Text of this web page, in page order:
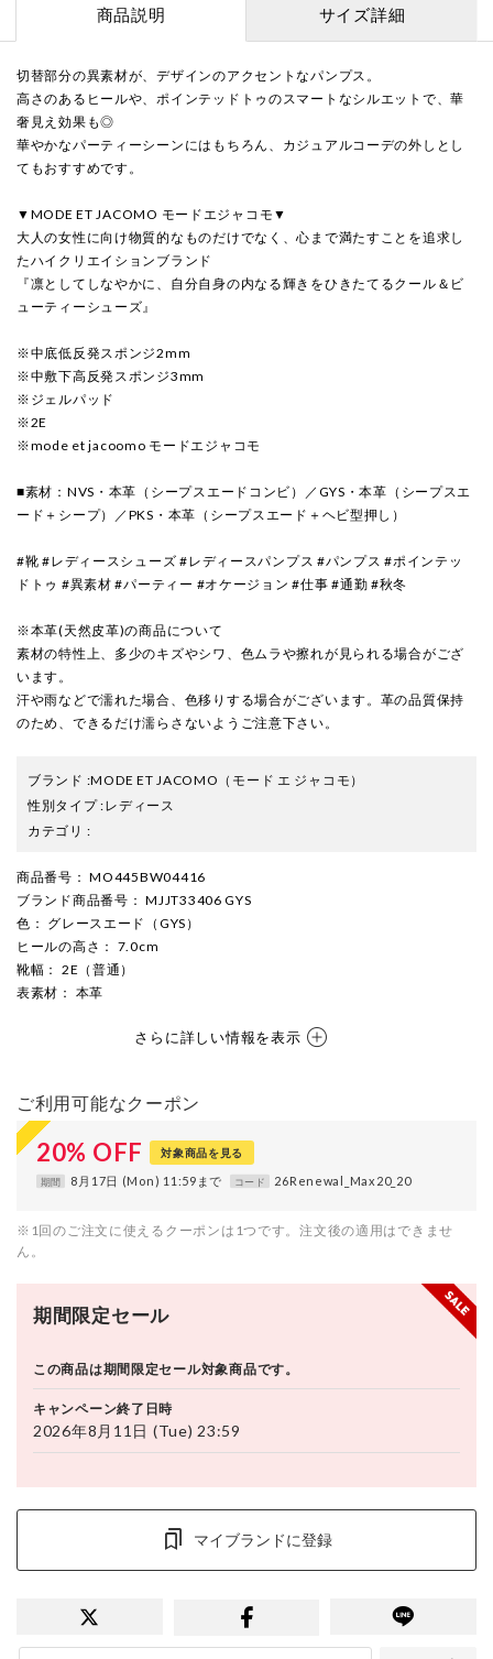
商品説明 サイズ詳細
切替部分の異素材が、デザインのアクセントなパンプス。
高さのあるヒールや、ポインテッドトゥのスマートなシルエットで、華
奢見え効果も◎
華やかなパーティーシーンにはもちろん、カジュアルコーデの外しとし
てもおすすめです。
▼MODE ET JACOMO モードエジャコモ▼
大人の女性に向け物質的なものだけでなく、心まで満たすことを追求し
たハイクリエイションブランド
『凛としてしなやかに、自分自身の内なる輝きをひきたてるクール＆ビ
ューティーシューズ』
※中底低反発スポンジ2mm
※中敷下高反発スポンジ3mm
※ジェルパッド
※2E
※mode et jacoomo モードエジャコモ
■素材：NVS・本革（シープスエードコンビ）／GYS・本革（シープスエ
ード＋シープ）／PKS・本革（シープスエード＋ヘビ型押し）
#靴 #レディースシューズ #レディースパンプス #パンプス #ポインテッ
ドトゥ #異素材 #パーティー #オケージョン #仕事 #通勤 #秋冬
※本革(天然皮革)の商品について
素材の特性上、多少のキズやシワ、色ムラや擦れが見られる場合がござ
います。
汗や雨などで濡れた場合、色移りする場合がございます。革の品質保持
のため、できるだけ濡らさないようご注意下さい。
ブランド :MODE ET JACOMO （モード エ ジャコモ）
性別タイプ:レディース
カテゴリ :
商品番号 ： MO445BW04416
ブランド商品番号 ： MJJT33406 GYS
色 ： グレースエード（GYS）
ヒールの高さ ： 7.0cm
靴幅 ： 2E（普通）
表素材 ： 本革
さらに詳しい情報を表示
ご利用可能なクーポン
20% OFF 対象商品を見る
期間 8月17日 (Mon) 11:59まで コード 26Renewal_Max20_20
※1回のご注文に使えるクーポンは1つです。注文後の適用はできませ
ん。
期間限定セール
この商品は期間限定セール対象商品です。
キャンペーン終了日時
2026年8月11日 (Tue) 23:59
マイブランドに登録